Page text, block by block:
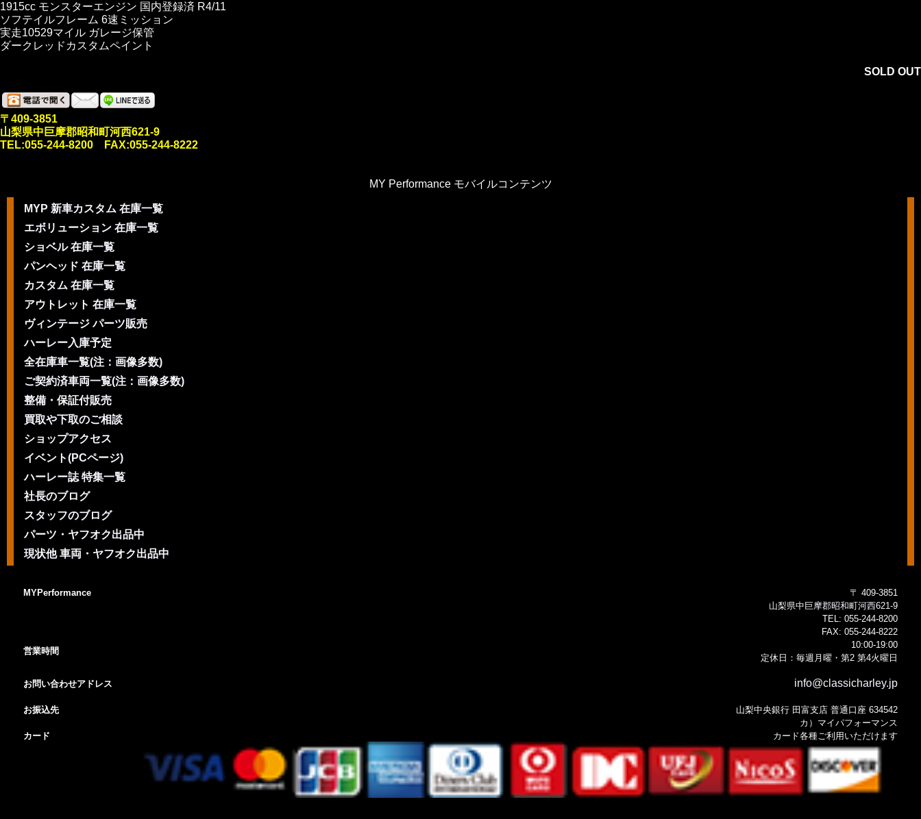
1915cc モンスターエンジン 国内登録済 R4/11
ソフテイルフレーム 6速ミッション
実走10529マイル ガレージ保管
ダークレッドカスタムペイント
SOLD OUT
〒409-3851
山梨県中巨摩郡昭和町河西621-9
TEL:055-244-8200 FAX:055-244-8222
MY Performance モバイルコンテンツ
MYP 新車カスタム 在庫一覧
エボリューション 在庫一覧
ショベル 在庫一覧
パンヘッド 在庫一覧
カスタム 在庫一覧
アウトレット 在庫一覧
ヴィンテージ パーツ販売
ハーレー入庫予定
全在庫車一覧(注：画像多数)
ご契約済車両一覧(注：画像多数)
整備・保証付販売
買取や下取のご相談
ショップアクセス
イベント(PCページ)
ハーレー誌 特集一覧
社長のブログ
スタッフのブログ
パーツ・ヤフオク出品中
現状他 車両・ヤフオク出品中
MYPerformance
〒 409-3851
山梨県中巨摩郡昭和町河西621-9
TEL: 055-244-8200
FAX: 055-244-8222
営業時間
10:00-19:00
定休日：毎週月曜・第2 第4火曜日
お問い合わせアドレス info@classicharley.jp
お振込先
山梨中央銀行 田富支店 普通口座 634542
カ）マイパフォーマンス
カード
カード各種ご利用いただけます